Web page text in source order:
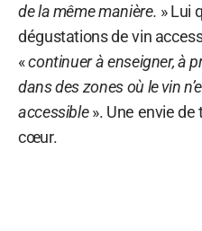
de la même manière. » Lui
dégustations de vin
«continuer à enseigner, à
dans des zones où le vin
accessible». Une envie
cœur.